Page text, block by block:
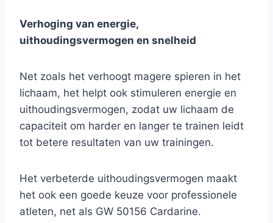
Verhoging van energie,
uithoudingsvermogen en snelheid
Net zoals het verhoogt magere spieren in het
lichaam, het helpt ook stimuleren energie en
uithoudingsvermogen, zodat uw lichaam de
capaciteit om harder en langer te trainen leidt
tot betere resultaten van uw trainingen.
Het verbeterde uithoudingsvermogen maakt
het ook een goede keuze voor professionele
atleten, net als GW 50156 Cardarine.